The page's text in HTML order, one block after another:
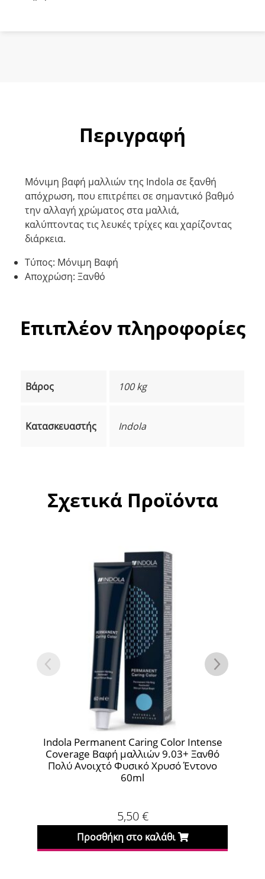
Περιγραφή
Μόνιμη βαφή μαλλιών της Indola σε ξανθή
απόχρωση, που επιτρέπει σε σημαντικό βαθμό
την αλλαγή χρώματος στα μαλλιά,
καλύπτοντας τις λευκές τρίχες και χαρίζοντας
διάρκεια.
Τύπος: Μόνιμη Βαφή
Αποχρώση: Ξανθό
Επιπλέον πληροφορίες
Βάρος 100 kg
Κατασκευαστής Indola
Σχετικά Προϊόντα
Indola Permanent Caring Color Intense
Coverage Βαφή μαλλιών 9.03+ Ξανθό
Πολύ Ανοιχτό Φυσικό Χρυσό Έντονο
60ml
5,50€
Προσθήκη στο καλάθι